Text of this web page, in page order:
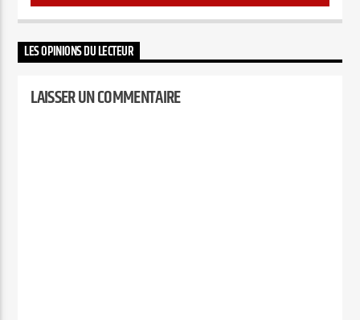
LES OPINIONS DU LECTEUR
LAISSER UN COMMENTAIRE